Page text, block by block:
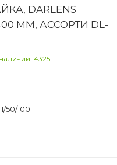
DARLENS
ММ, АССОРТИ DL-
4325
1/50/100